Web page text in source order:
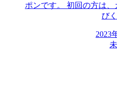
ポンです。 初回の方は
び
2023